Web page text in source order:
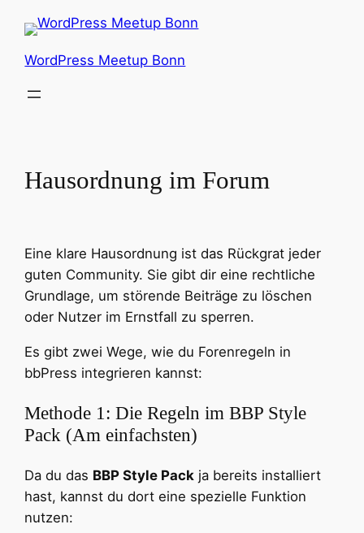
Inhalt
springen
WordPress Meetup Bonn
Hausordnung im Forum
Eine klare Hausordnung ist das Rückgrat jeder
guten Community. Sie gibt dir eine rechtliche
Grundlage, um störende Beiträge zu löschen
oder Nutzer im Ernstfall zu sperren.
Es gibt zwei Wege, wie du Forenregeln in
bbPress integrieren kannst:
Methode 1: Die Regeln im BBP Style
Pack (Am einfachsten)
Da du das BBP Style Pack ja bereits installiert
hast, kannst du dort eine spezielle Funktion
nutzen: